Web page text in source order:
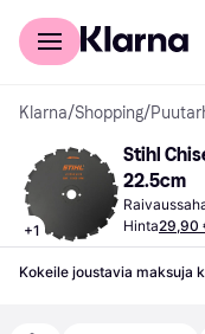
Kuluttajille
Klarna/Shopping/
+1
Stihl
22.5cm
Hinta29,90
Kokeile joustavia maksuja